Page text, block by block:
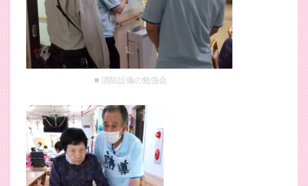
消防設備の勉強会